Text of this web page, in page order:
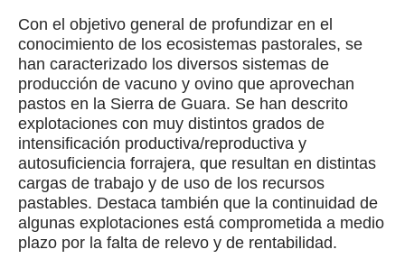
Con el objetivo general de profundizar en el
conocimiento de los ecosistemas pastorales, se
han caracterizado los diversos sistemas de
producción de vacuno y ovino que aprovechan
pastos en la Sierra de Guara. Se han descrito
explotaciones con muy distintos grados de
intensificación productiva/reproductiva y
autosuficiencia forrajera, que resultan en distintas
cargas de trabajo y de uso de los recursos
pastables. Destaca también que la continuidad de
algunas explotaciones está comprometida a medio
plazo por la falta de relevo y de rentabilidad.